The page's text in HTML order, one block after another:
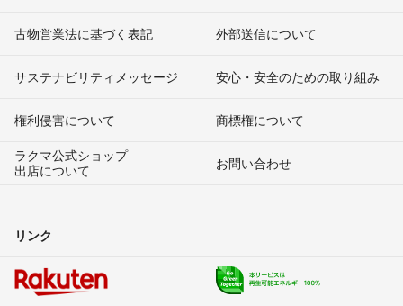
古物営業法に基づく表記 外部送信について
サステナビリティメッセージ 安心・安全のための取り組み
権利侵害について
商標権について
ラクマ公式ショップ
出店について
お問い合わせ
リンク